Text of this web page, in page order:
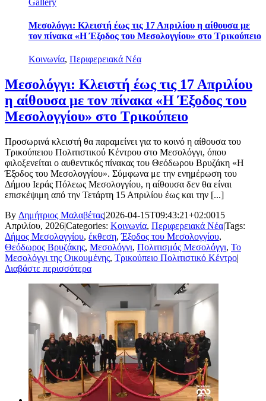
Μεσολόγγι: Κλειστή έως τις 17 Απριλίου η αίθουσα με
τον πίνακα «Η Έξοδος του Μεσολογγίου» στο Τρικούπειο
Κοινωνία, Περιφερειακά Νέα
Μεσολόγγι: Κλειστή έως τις 17 Απριλίου
η αίθουσα με τον πίνακα «Η Έξοδος του
Μεσολογγίου» στο Τρικούπειο
Προσωρινά κλειστή θα παραμείνει για το κοινό η αίθουσα του
Τρικούπειου Πολιτιστικού Κέντρου στο Μεσολόγγι, όπου
φιλοξενείται ο αυθεντικός πίνακας του Θεόδωρου Βρυζάκη «Η
Έξοδος του Μεσολογγίου». Σύμφωνα με την ενημέρωση του
Δήμου Ιεράς Πόλεως Μεσολογγίου, η αίθουσα δεν θα είναι
επισκέψιμη από την Τετάρτη 15 Απριλίου έως και την [...]
By Δημήτριος Μαλαβέτας|2026-04-15T09:43:21+02:0015
Απριλίου, 2026|Categories: Κοινωνία, Περιφερειακά Νέα|Tags:
Δήμος Μεσολογγίου, έκθεση,Έξοδος του Μεσολογγίου,
Θεόδωρος Βρυζάκης, Μεσολόγγι, Πολιτισμός Μεσολόγγι, Το
Μεσολόγγι της Οικουμένης, Τρικούπειο Πολιτιστικό Κέντρο|
Διαβάστε περισσότερα